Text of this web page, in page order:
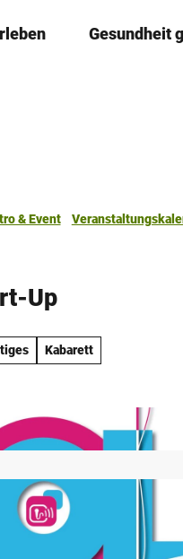
Gesundheit
& Event
Up
Kabarett